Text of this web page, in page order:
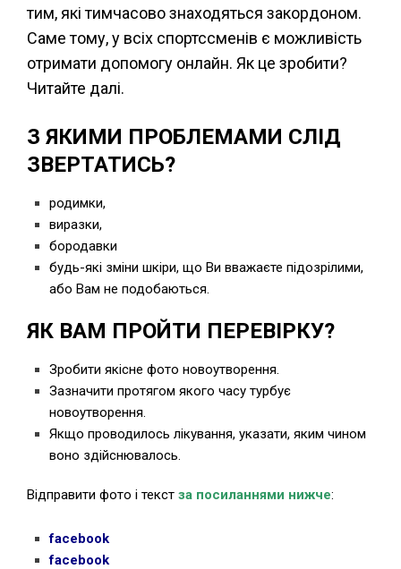
тим, які тимчасово знаходяться закордоном.
Саме тому, у всіх спортссменів є можливість
отримати допомогу онлайн. Як це зробити?
Читайте далі.
З ЯКИМИ ПРОБЛЕМАМИ СЛІД
ЗВЕРТАТИСЬ?
родимки,
виразки,
бородавки
будь-які зміни шкіри, що Ви вважаєте підозрілими,
або Вам не подобаються.
ЯК ВАМ ПРОЙТИ ПЕРЕВІРКУ?
Зробити якісне фото новоутворення.
Зазначити протягом якого часу турбує
новоутворення.
Якщо проводилось лікування, указати, яким чином
воно здійснювалось.
Відправити фото і текст за посиланнями нижче:
facebook
facebook